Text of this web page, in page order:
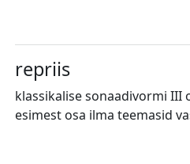
repriis
klassikalise sonaadivormi III
esimest osa ilma teemasid